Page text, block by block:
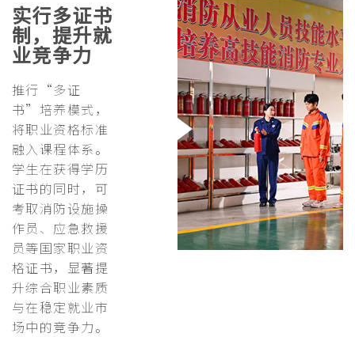
实行多证书
制，提升就
业竞争力
推行“多证
书”培养模式，
将职业资格标准
融入课程体系。
学生在获得学历
证书的同时，可
考取消防设施操
作员、应急救援
员等国家职业资
格证书，显著提
升综合职业素质
与在稳定就业市
场中的竞争力。